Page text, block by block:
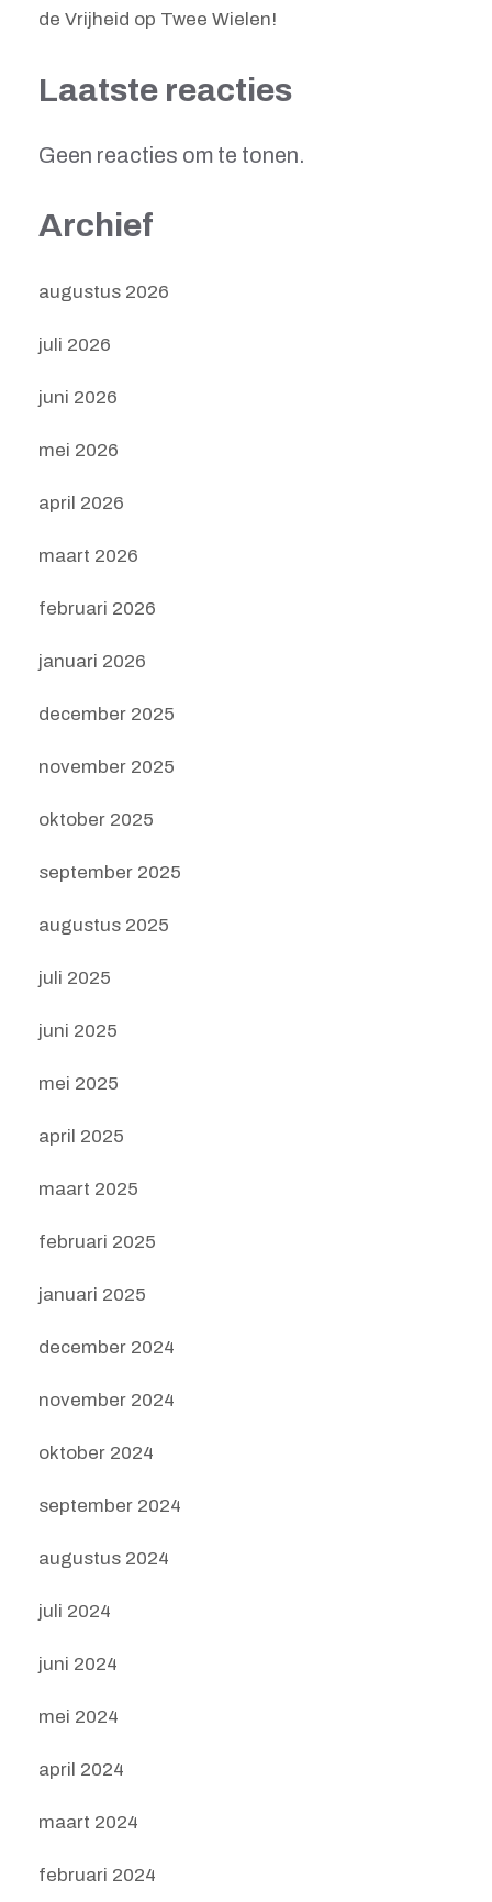
de Vrijheid op Twee Wielen!
Laatste reacties
Geen reacties om te tonen.
Archief
augustus 2026
juli 2026
juni 2026
mei 2026
april 2026
maart 2026
februari 2026
januari 2026
december 2025
november 2025
oktober 2025
september 2025
augustus 2025
juli 2025
juni 2025
mei 2025
april 2025
maart 2025
februari 2025
januari 2025
december 2024
november 2024
oktober 2024
september 2024
augustus 2024
juli 2024
juni 2024
mei 2024
april 2024
maart 2024
februari 2024